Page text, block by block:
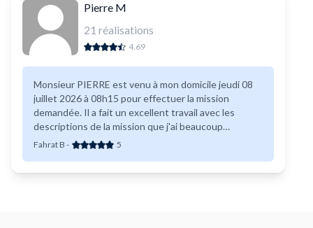
Pierre M
21 réalisations
4.69
Monsieur PIERRE est venu à mon domicile jeudi 08
juillet 2026 à 08h15 pour effectuer la mission
demandée. Il a fait un excellent travail avec les
descriptions de la mission que j'ai beaucoup
apprécié. Il l'a fait un travail propre et bien et bien
Fahrat B - 5